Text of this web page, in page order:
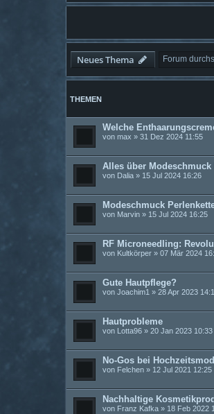
Neues Thema
THEMEN
Welche
von max » 31 Dez 2024 11:55
Alles über
von Dalia » 15 Jul 2024 16:26
Modeschmuck
von Marvin » 15 Jul 2024 16:25
RF Microneedling:
von Kultkörper » 07 Mär 2024
Gute Hautpflege?
von Joachim1 » 28 Apr 2023
Hautprobleme
von Lotta96 » 20 Jan 2023 10:33
No-Gos bei
von Felchen » 12 Jul 2021 12:25
Nachhaltige
von Franz Kafka » 18 Feb 2022